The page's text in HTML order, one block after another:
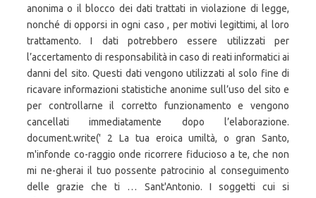
anonima o il blocco dei dati trattati in violazione di legge,
nonché di opporsi in ogni caso , per motivi legittimi, al loro
trattamento. I dati potrebbero essere utilizzati per
l’accertamento di responsabilità in caso di reati informatici ai
danni del sito. Questi dati vengono utilizzati al solo fine di
ricavare informazioni statistiche anonime sull’uso del sito e
per controllarne il corretto funzionamento e vengono
cancellati immediatamente dopo l’elaborazione.
document.write(' 2 La tua eroica umiltà, o gran Santo,
m'infonde co-raggio onde ricorrere fiducioso a te, che non
mi ne-gherai il tuo possente patrocinio al conseguimento
delle grazie che ti … Sant'Antonio. I soggetti cui si